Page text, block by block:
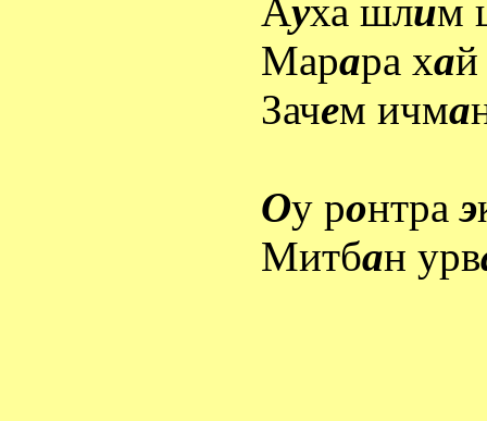
Ауха шлим
Марара хай
Зачем ичма
Оу ронтраэ
Митбан урв